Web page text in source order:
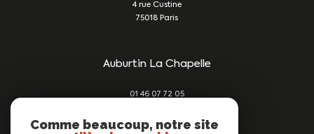
4 rue Custine
75018
Paris
Auburtin La Chapelle
01 46 07 72 05
209 rue du Faubourg St Denis
Comme beaucoup, notre site